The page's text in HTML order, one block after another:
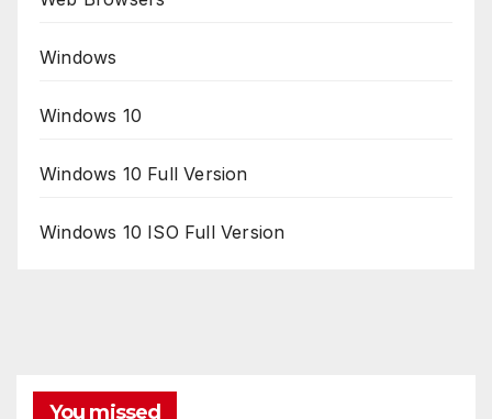
Windows
Windows 10
Windows 10 Full Version
Windows 10 ISO Full Version
You missed